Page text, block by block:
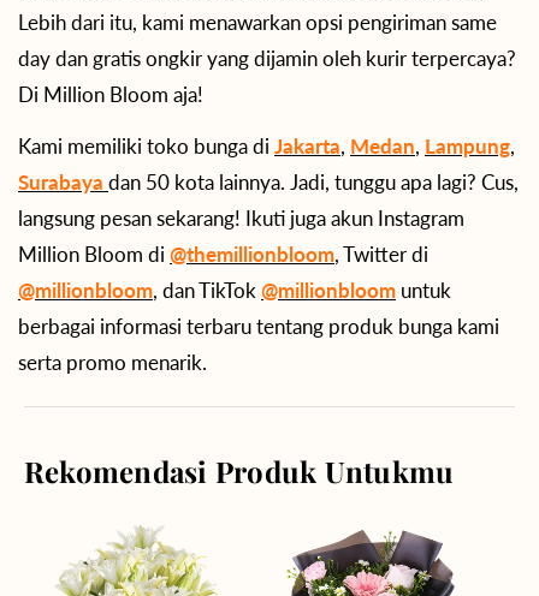
Lebih dari itu, kami menawarkan opsi pengiriman same
day dan gratis ongkir yang dijamin oleh kurir terpercaya?
Di Million Bloom aja!
Kami memiliki toko bunga di Jakarta, Medan, Lampung,
Surabaya dan 50 kota lainnya. Jadi, tunggu apa lagi? Cus,
langsung pesan sekarang! Ikuti juga akun Instagram
Million Bloom di @themillionbloom, Twitter di
@millionbloom, dan TikTok @millionbloom untuk
berbagai informasi terbaru tentang produk bunga kami
serta promo menarik.
Rekomendasi Produk Untukmu
Delight